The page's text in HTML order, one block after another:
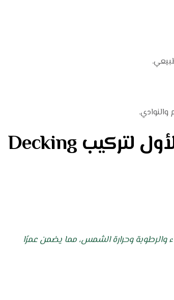
لماذا Green Grass هي الخيار الأول لتركيب Decking
والرطوبة وحرارة الشمس، مما يضمن عمرًا